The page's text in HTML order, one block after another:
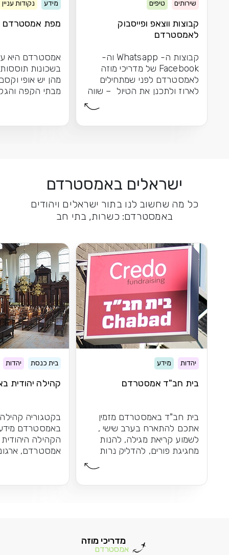
שירותים טיפים
קבוצות ווצאפ ופייסבוק
לאמסטרדם
קבוצות ה- Whatsapp וה-
Facebook של מדריכי מוזה
לאמסטרדם לפני שמתחילים
לארוז ולתכנן את הטיול – שווה
מידע נקודות עניין
מפת אמסטרדם
אמסטרדם היא
בשכונות
מהן יש אופי
מבתי הקפה
ישראלים באמסטרדם
כל מה שחשוב לנו בתור ישראלים ויהודים
באמסטרדם: כשרות, בתי חב
יהדות מידע
בית חב"ד אמסטרדם
בית חב"ד באמסטרדם מזמין
אתכם להתארח בערב שישי ,
לשמוע קריאת מגילה, להנות
מחגיגת פורים, להדליק נרות
בית כנסת יהדות
קהילה יהודית
בקטגוריה קהילה
באמסטרדם
הקהילה
אמסטרדם,
מדריכי מוזה
אמסטרדם